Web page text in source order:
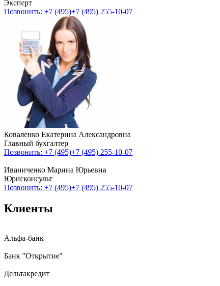
Эксперт
Позвонить: +7 (495)+7 (495) 255-10-07
Коваленко Екатерина Александровна
Главный бухгалтер
Позвонить: +7 (495)+7 (495) 255-10-07
Иваниченко Марина Юрьевна
Юрисконсульт
Позвонить: +7 (495)+7 (495) 255-10-07
Клиенты
Альфа-банк
Банк "Открытие"
Дельтакредит